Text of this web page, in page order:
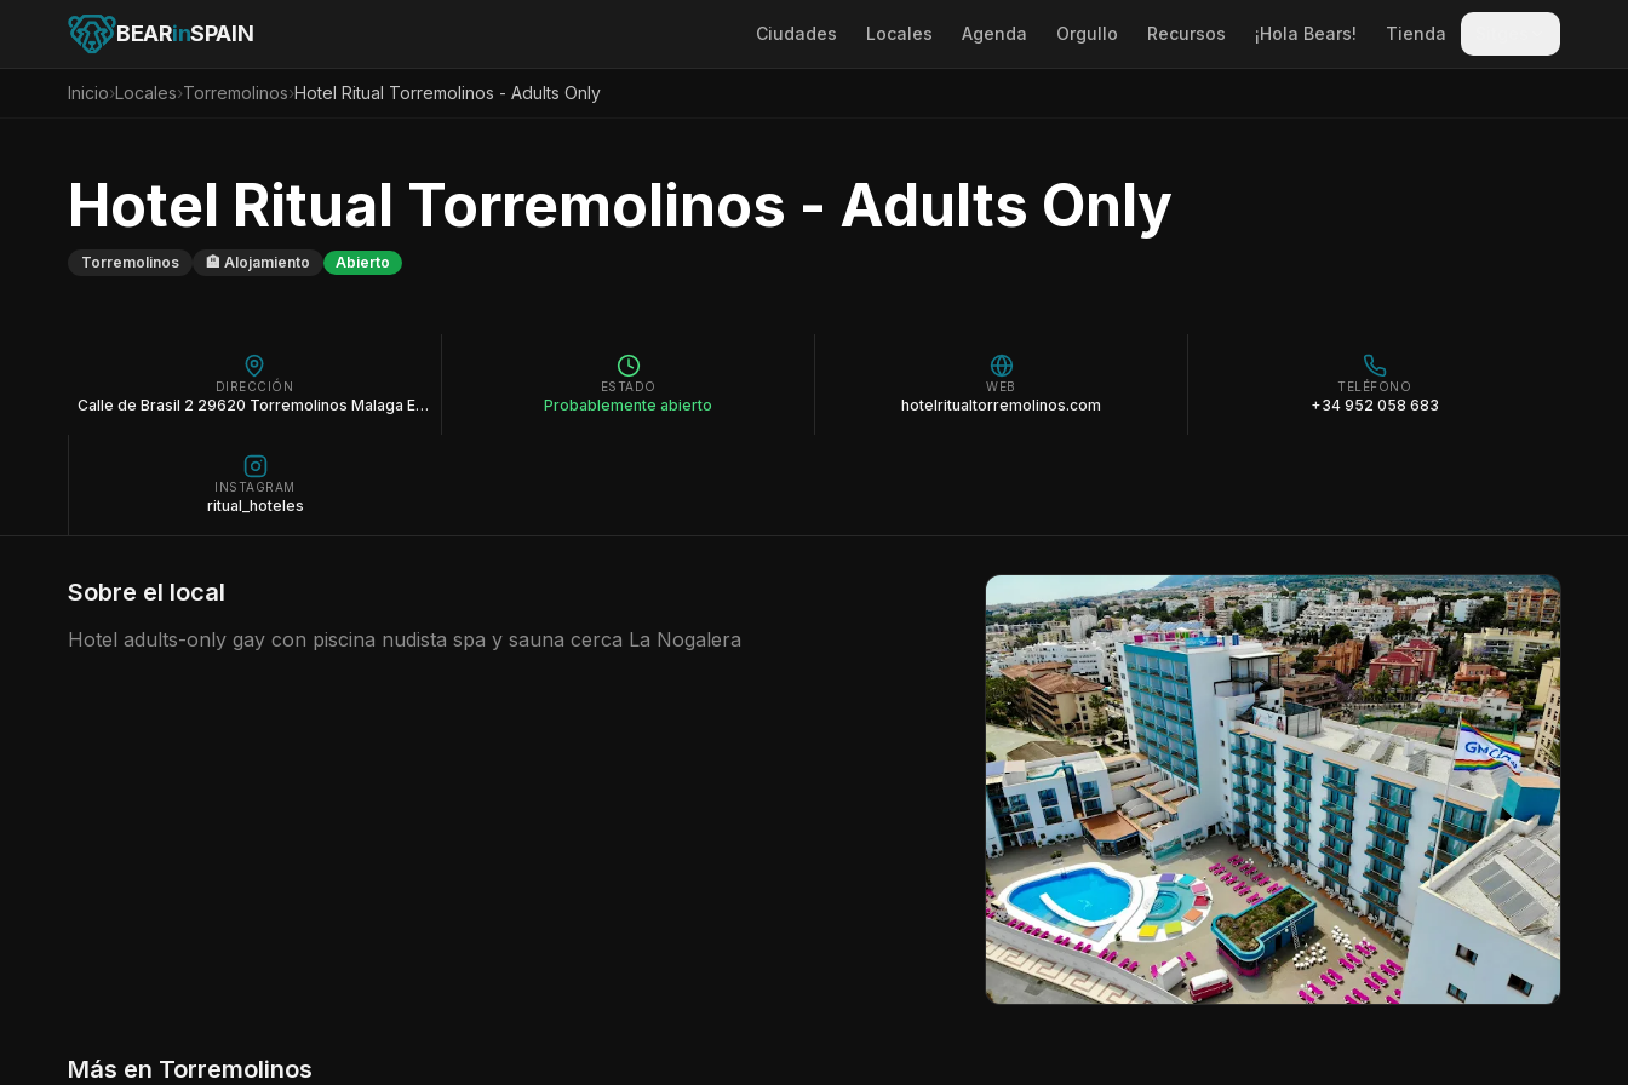
BEARinSPAIN Ciudades Locales Agenda Orgullo Recursos ¡Hola Bears! Tienda
Inicio›Locales›Torremolinos›Hotel Ritual Torremolinos - Adults Only
Hotel Ritual Torremolinos - Adults Only
Torremolinos 🏨 Alojamiento Abierto
DIRECCIÓN
Calle de Brasil 2 29620 Torremolinos Malaga Espana
ESTADO
Probablemente abierto
WEB
hotelritualtorremolinos.com
TELÉFONO
+34 952 058 683
INSTAGRAM
ritual_hoteles
Sobre el local
Hotel adults-only gay con piscina nudista spa y sauna cerca La Nogalera
Más en Torremolinos